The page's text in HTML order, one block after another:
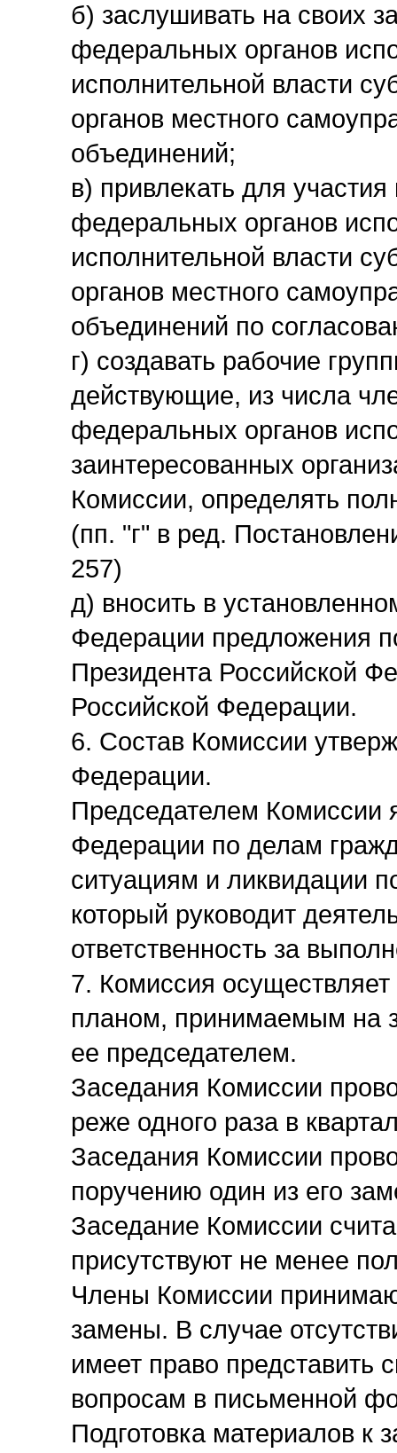
б) заслушивать на своих
федеральных органов
исполнительной власти
органов местного
объединений;
в) привлекать для
федеральных органов
исполнительной власти
органов местного
объединений по
г) создавать рабочие
действующие, из числа
федеральных органов
заинтересованных
Комиссии, определять
(пп. "г" в ред.
257)
д) вносить в
Федерации предложения
Президента Российской
Российской Федерации.
6. Состав Комиссии
Федерации.
Председателем Комиссии
Федерации по делам
ситуациям и ликвидации
который руководит
ответственность за
7. Комиссия осуществляет
планом, принимаемым на
ее председателем.
Заседания Комиссии
реже одного раза в
Заседания Комиссии
поручению один из его
Заседание Комиссии
присутствуют не менее
Члены Комиссии
замены. В случае
имеет право
вопросам в письменной
Подготовка материалов к